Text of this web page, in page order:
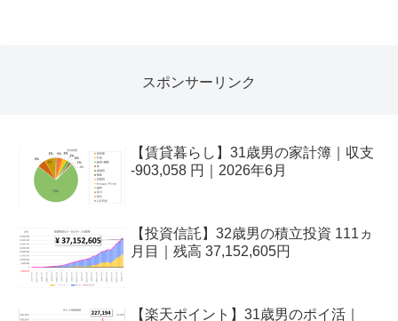
スポンサーリンク
【賃貸暮らし】31歳男の家計簿｜収支
-903,058 円｜2026年6月
【投資信託】32歳男の積立投資 111ヵ
月目｜残高 37,152,605円
【楽天ポイント】31歳男のポイ活｜